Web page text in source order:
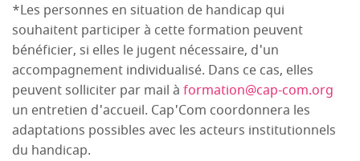
*Les personnes en situation de handicap qui
souhaitent participer à cette formation peuvent
bénéficier, si elles le jugent nécessaire, d'un
accompagnement individualisé. Dans ce cas, elles
peuvent solliciter par mail à formation@cap-com.org
un entretien d'accueil. Cap'Com coordonnera les
adaptations possibles avec les acteurs institutionnels
du handicap.